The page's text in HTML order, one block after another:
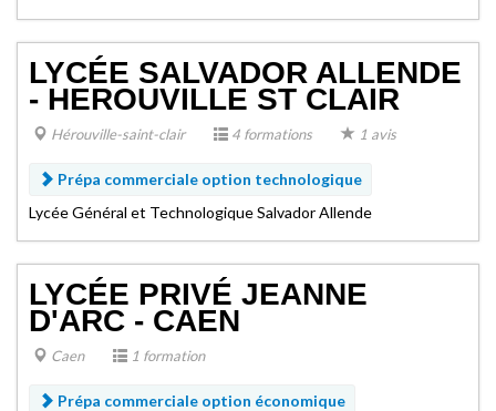
LYCÉE SALVADOR ALLENDE
- HEROUVILLE ST CLAIR
Hérouville-saint-clair 4 formations 1 avis
Prépa commerciale option technologique
Lycée Général et Technologique Salvador Allende
LYCÉE PRIVÉ JEANNE
D'ARC - CAEN
Caen 1 formation
Prépa commerciale option économique